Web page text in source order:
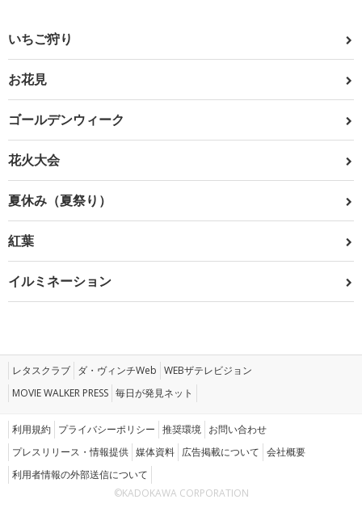
いちご狩り
お花見
ゴールデンウィーク
花火大会
夏休み（夏祭り）
紅葉
イルミネーション
レタスクラブ ダ・ヴィンチWeb WEBザテレビジョン
MOVIE WALKER PRESS 毎日が発見ネット
利用規約 プライバシーポリシー 推奨環境 お問い合わせ
プレスリリース・情報提供 媒体資料 広告掲載について 会社概要
利用者情報の外部送信について
©KADOKAWA CORPORATION